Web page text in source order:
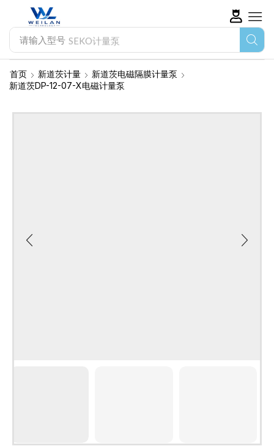
请输入型号 SEKO计量泵
首页 新道茨计量
新道茨电磁隔膜计量泵
新道茨DP-12-07-X电磁计量泵